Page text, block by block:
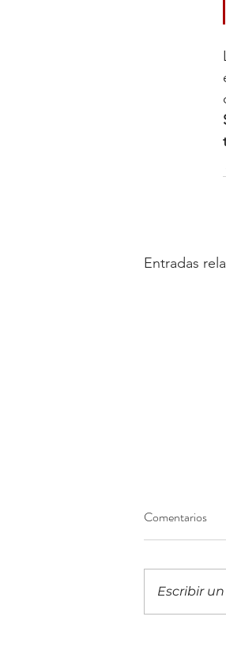
Entradas
Comentarios
Escribir